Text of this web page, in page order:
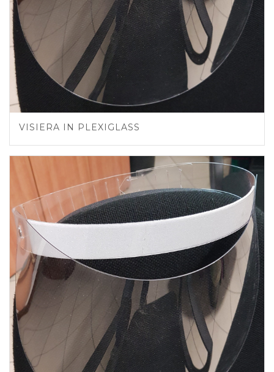
VISIERA IN PLEXIGLASS